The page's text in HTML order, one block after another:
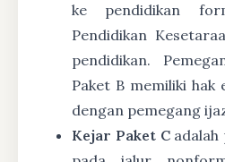
ke pendidikan
Pendidikan
pendidikan.
Paket B memiliki hak
dengan pemegang
Kejar Paket Cadalah